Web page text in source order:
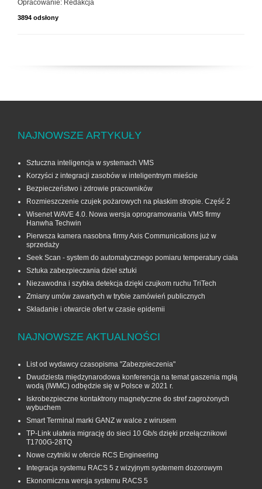
Opracowanie: Redakcja
3894 odsłony
NAJNOWSZE ARTYKUŁY
Sztuczna inteligencja w systemach VMS
Korzyści z integracji zasobów w inteligentnym mieście
Bezpieczeństwo i zdrowie pracowników
Rozmieszczenie czujek pożarowych na płaskim stropie. Część 2
Wisenet WAVE 4.0. Nowa wersja oprogramowania VMS firmy
Hanwha Techwin
Pierwsza kamera nasobna firmy Axis Communications już w
sprzedaży
Seek Scan - system do automatycznego pomiaru temperatury ciała
Sztuka zabezpieczania dzieł sztuki
Niezawodna i szybka detekcja dzięki czujkom ruchu TriTech
Zmiany umów zawartych w trybie zamówień publicznych
Składanie i otwarcie ofert w czasie epidemii
NAJNOWSZE AKTUALNOŚCI
List od wydawcy czasopisma "Zabezpieczenia"
Dwudziesta międzynarodowa konferencja na temat gaszenia mgłą
wodą (IWMC) odbędzie się w Polsce w 2021 r.
Iskrobezpieczne kontaktrony magnetyczne do stref zagrożonych
wybuchem
Smart Terminal marki GANZ w walce z wirusem
TP-Link ułatwia migrację do sieci 10 Gb/s dzięki przełącznikowi
T1700G‑28TQ
Nowe czytniki w ofercie RCS Engineering
Integracja systemu RACS 5 z wizyjnym systemem dozorowym
Ekonomiczna wersja systemu RACS 5